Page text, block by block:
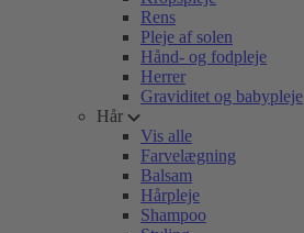
Rens
Pleje af solen
Hånd- og fodpleje
Herrer
Graviditet og babypleje
Hår
Vis alle
Farvelægning
Balsam
Hårpleje
Shampoo